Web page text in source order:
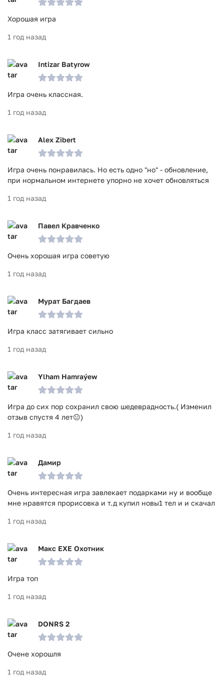
Хорошая игра
1 год назад
Intizar Batyrow
Игра очень классная.
1 год назад
Alex Zibert
Игра очень понравилась. Но есть одно "но" - обновление,
при нормальном интернете упорно не хочет обновляться
1 год назад
Павел Кравченко
Очень хорошая игра советую
1 год назад
Мурат Багдаев
Игра класс затягивает сильно
1 год назад
Ylham Hamraýew
Игра до сих пор сохранил свою шедеврадность.( Изменил
отзыв спустя 4 лет😐)
1 год назад
Дамир
Очень интересная игра завлекает подарками ну и вообще
мне нравятся прорисовка и т.д купил новы1 тел и и скачал
1 год назад
Макс ЕХЕ Охотник
Игра топ
1 год назад
DONRS 2
Очене хорошля
1 год назад